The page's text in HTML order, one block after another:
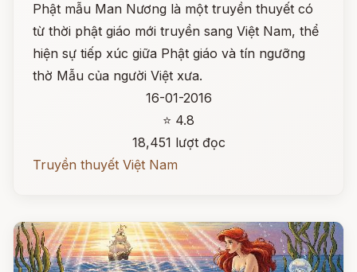
Phật mẫu Man Nương là một truyền thuyết có
từ thời phật giáo mới truyền sang Việt Nam, thể
hiện sự tiếp xúc giữa Phật giáo và tín ngưỡng
thờ Mẫu của người Việt xưa.
16-01-2016
⭐ 4.8
18,451 lượt đọc
Truyền thuyết Việt Nam